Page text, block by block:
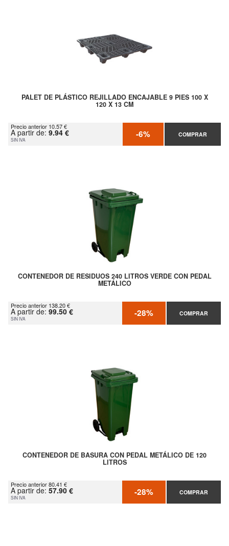
PALET DE PLÁSTICO REJILLADO ENCAJABLE 9 PIES 100 X
120 X 13 CM
Precio anterior 10.57 €
A partir de: 9.94 €
SIN IVA -6% COMPRAR
CONTENEDOR DE RESIDUOS 240 LITROS VERDE CON PEDAL
METÁLICO
Precio anterior 138.20 €
A partir de: 99.50 €
SIN IVA -28% COMPRAR
CONTENEDOR DE BASURA CON PEDAL METÁLICO DE 120
LITROS
Precio anterior 80.41 €
A partir de: 57.90 €
SIN IVA -28% COMPRAR